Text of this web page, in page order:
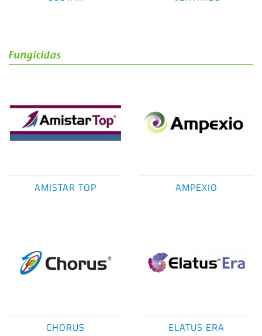
Fungicidas
AMISTAR TOP AMPEXIO
CHORUS ELATUS ERA